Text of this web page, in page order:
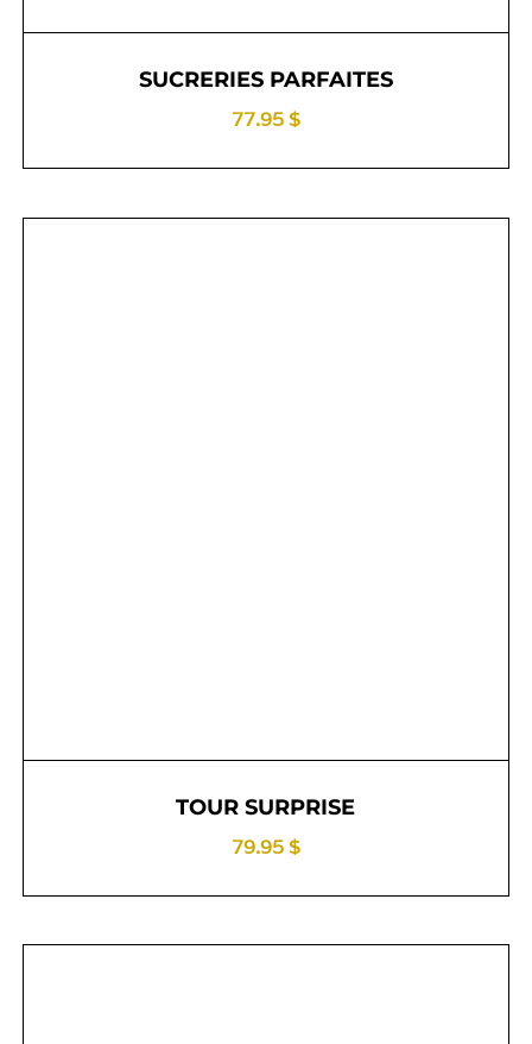
SUCRERIES PARFAITES
77.95 $
TOUR SURPRISE
79.95 $